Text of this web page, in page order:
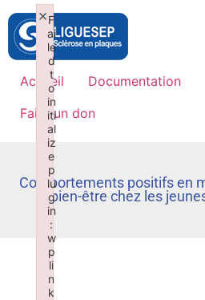
Accueil Documentation
Faire un don
Comportements positifs en
bien-être chez les
F
ai
le
d
t
o
in
iti
al
iz
e
p
lu
g
in
:
w
p
li
n
k
×